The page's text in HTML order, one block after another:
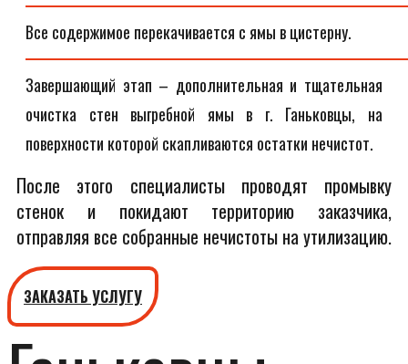
Все содержимое перекачивается с ямы в цистерну.
Завершающий этап – дополнительная и тщательная
очистка стен выгребной ямы в г. Ганьковцы, на
поверхности которой скапливаются остатки нечистот.
После этого специалисты проводят промывку
стенок и покидают территорию заказчика,
отправляя все собранные нечистоты на утилизацию.
ЗАКАЗАТЬ УСЛУГУ